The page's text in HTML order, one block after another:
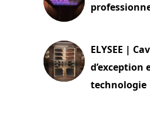
ELYSEE |
d’exception
technologie